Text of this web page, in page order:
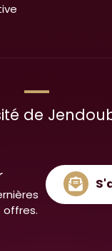
de
offres.